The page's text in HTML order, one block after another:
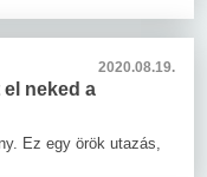
2020.08.19.
neked a
Ez egy örök utazás,